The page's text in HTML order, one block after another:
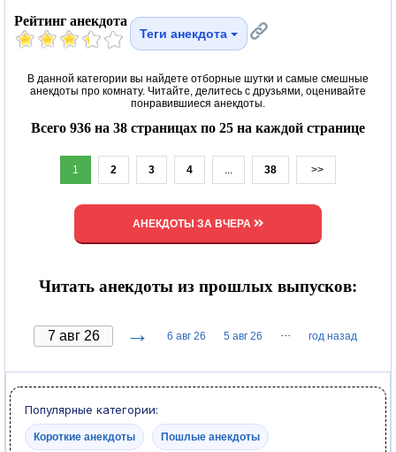
Рейтинг анекдота
Теги анекдота
В данной категории вы найдете отборные шутки и самые смешные
анекдоты про комнату. Читайте, делитесь с друзьями, оценивайте
понравившиеся анекдоты.
Всего 936 на 38 страницах по 25 на каждой странице
1 2 3 4 ... 38 >>
АНЕКДОТЫ ЗА ВЧЕРА
Читать анекдоты из прошлых выпусков:
→ 6 авг 26 5 авг 26 ··· год назад
Популярные категории:
Короткие анекдоты Пошлые анекдоты